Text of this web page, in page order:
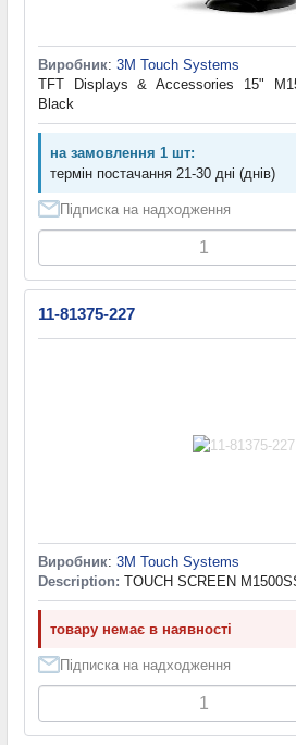
Виробник: 3M Touch Systems
TFT Displays & Accessories 15"
Black
на замовлення 1 шт:
термін постачання 21-30 дні (днів)
Підписка на надходження
11-81375-227
Виробник: 3M Touch Systems
Description: TOUCH SCREEN
товару немає в наявності
Підписка на надходження